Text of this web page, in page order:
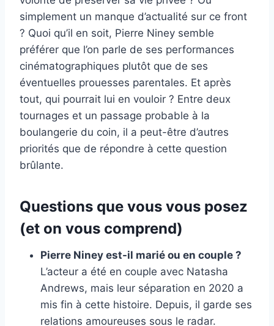
simplement un manque d’actualité sur ce front
? Quoi qu’il en soit, Pierre Niney semble
préférer que l’on parle de ses performances
cinématographiques plutôt que de ses
éventuelles prouesses parentales. Et après
tout, qui pourrait lui en vouloir ? Entre deux
tournages et un passage probable à la
boulangerie du coin, il a peut-être d’autres
priorités que de répondre à cette question
brûlante.
Questions que vous vous posez
(et on vous comprend)
Pierre Niney est-il marié ou en couple ?
L’acteur a été en couple avec Natasha
Andrews, mais leur séparation en 2020 a
mis fin à cette histoire. Depuis, il garde ses
relations amoureuses sous le radar.